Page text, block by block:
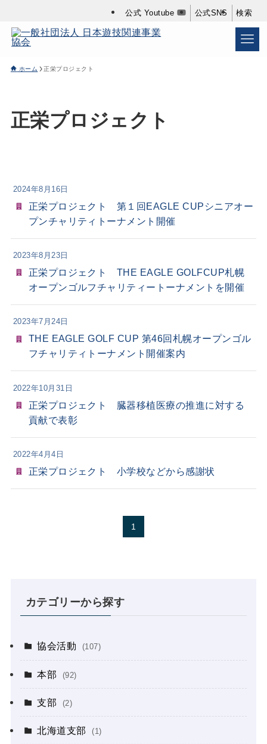
公式 Youtube 公式SNS 検索
ホーム 正栄プロジェクト
正栄プロジェクト
2024年8月16日
正栄プロジェクト 第１回EAGLE CUPシニアオー
プンチャリティトーナメント開催
2023年8月23日
正栄プロジェクト THE EAGLE GOLFCUP札幌
オープンゴルフチャリティートーナメントを開催
2023年7月24日
THE EAGLE GOLF CUP 第46回札幌オープンゴル
フチャリティトーナメント開催案内
2022年10月31日
正栄プロジェクト 臓器移植医療の推進に対する
貢献で表彰
2022年4月4日
正栄プロジェクト 小学校などから感謝状
1
カテゴリーから探す
協会活動 (107)
本部 (92)
支部 (2)
北海道支部 (1)